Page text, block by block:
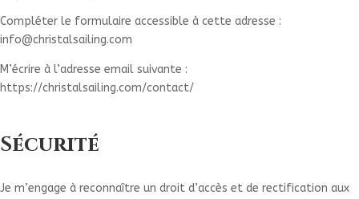
Compléter le formulaire accessible à cette adresse :
info@christalsailing.com
M’écrire à l’adresse email suivante :
https://christalsailing.com/contact/
Sécurité
Je m’engage à reconnaître un droit d’accès et de rectification aux